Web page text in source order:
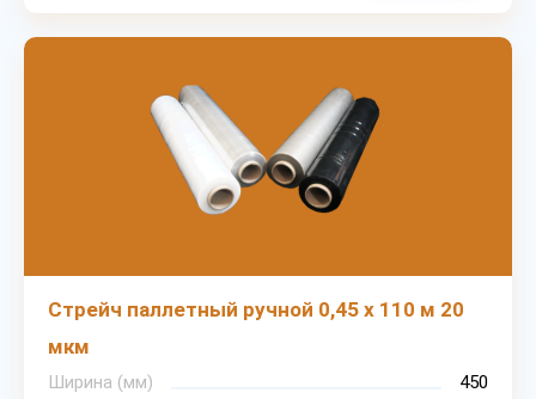
Стрейч паллетный ручной 0,45 х 110 м 20
мкм
Ширина (мм)
450